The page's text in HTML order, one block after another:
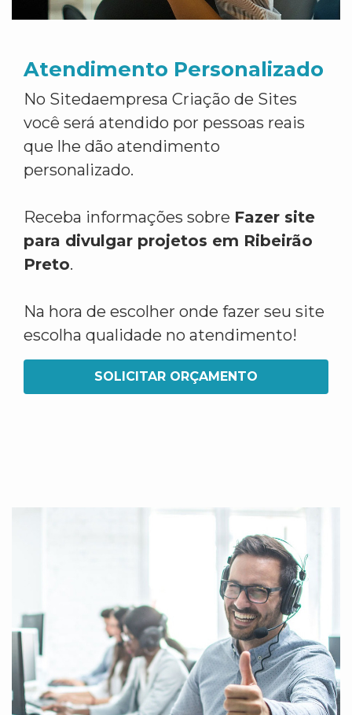
Atendimento Personalizado
No Sitedaempresa Criação de Sites
você será atendido por pessoas reais
que lhe dão atendimento
personalizado.
Receba informações sobre Fazer site
para divulgar projetos em Ribeirão
Preto.
Na hora de escolher onde fazer seu site
escolha qualidade no atendimento!
SOLICITAR ORÇAMENTO